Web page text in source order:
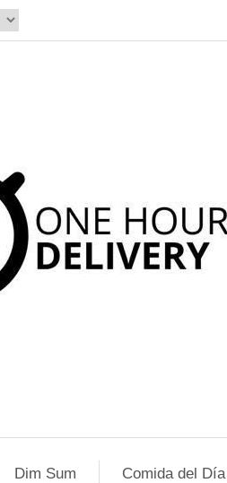
Dim Sum Comida del Día